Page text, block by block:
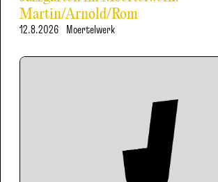
Martin/Arnold/Rom
12.8.2026 Moertelwerk